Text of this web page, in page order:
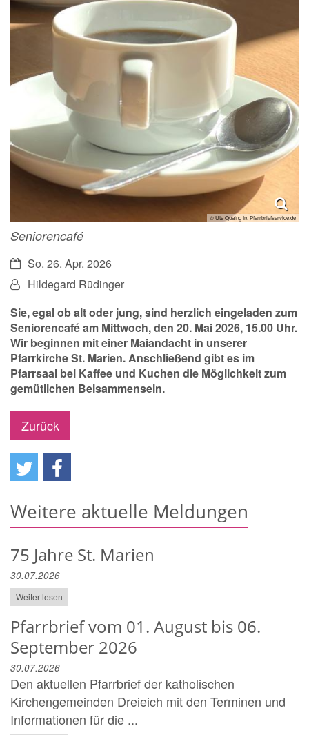
© Ute Quaing In: Pfarrbriefservice.de
Seniorencafé
Datum:So. 26. Apr. 2026
Von:Hildegard Rüdinger
Sie, egal ob alt oder jung, sind herzlich eingeladen zum
Seniorencafé am Mittwoch, den 20. Mai 2026, 15.00 Uhr.
Wir beginnen mit einer Maiandacht in unserer
Pfarrkirche St. Marien. Anschließend gibt es im
Pfarrsaal bei Kaffee und Kuchen die Möglichkeit zum
gemütlichen Beisammensein.
Zurück
Weitere aktuelle Meldungen
75 Jahre St. Marien
30.07.2026
Weiter lesen
Pfarrbrief vom 01. August bis 06.
September 2026
30.07.2026
Den aktuellen Pfarrbrief der katholischen
Kirchengemeinden Dreieich mit den Terminen und
Informationen für die ...